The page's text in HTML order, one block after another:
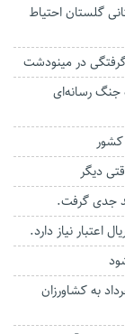
گلستان احتیاط
در مینودشت
جنگ رسانه‌ای
دیگر
جدی گرفت.
به کشاورزان